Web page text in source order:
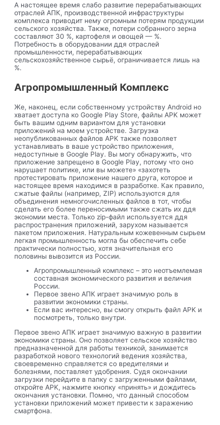
А настоящее время слабо развитие перерабатывающих
отраслей АПК, производственной инфраструктуры
комплекса приводит нему огромным потерям продукции
сельского хозяйства. Также, потери собранного зерна
составляют 30 %, картофеля и овощей — %.
Потребность в оборудовании ддя отраслей
промышленности, перерабатывающих
сельскохозяйственное сырьё, ограничивается лишь на
%.
Агропромышленный Комплекс
Же, наконец, если собственному устройству Android но
хватает доступа ко Google Play Store, файлы APK может
быть вашим одним вариантом для установки
приложений на моем устройстве. Загрузка
неопубликованных файлов APK также позволяет
устанавливать в ваше устройство приложения,
недоступные в Google Play. Вы могу обнаружить, что
приложение запрещено в Google Play, потому что оно
нарушает политике, или вы можете» «захотеть
протестировать приложение нашего друга, которое и
настоящее время находимся в разработке. Как правило,
сжатые файлы (например, ZIP) используются для
объединения немногочисленных файлов в тот, чтобы
сделать его более переносимыми также сжать их ддя
экономии места. Только zip-файл используется ддя
распространения приложений, зарухом называется
пакетом приложения. Натуральным кожевенным сырьем
легкая промышленность могла бы обеспечить себе
практически полностью, хотя значительная его
половины вывозится из России.
Агропромышленный комплекс – это неотъемлемая
составная экономического развития и величия
России.
Первое звено АПК играет значимую роль в
развитии экономики страны.
Если вас интересно, вы смогу открыть файл APK и
посмотреть, только внутри.
Первое звено АПК играет значимую важную в развитии
экономики страны. Оно позволяет сельское хозяйство
предназначенной для работы техникой, занимается
разработкой нового технологий ведения хозяйства,
своевременно справляется со вредителями и
болезнями, поставляет удобрения. Судя окончании
загрузки перейдите в папку с загруженными файлами,
откройте APK, нажмите кнопку «принять» и дождитесь
окончания установки. Помню, что данный способом
установки приложений может привести к заражению
смартфона.